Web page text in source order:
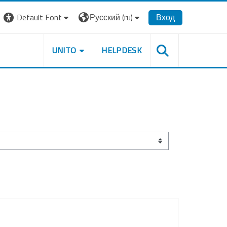
Default Font Русский ‎(ru)‎ Вход
UNITO HELPDESK